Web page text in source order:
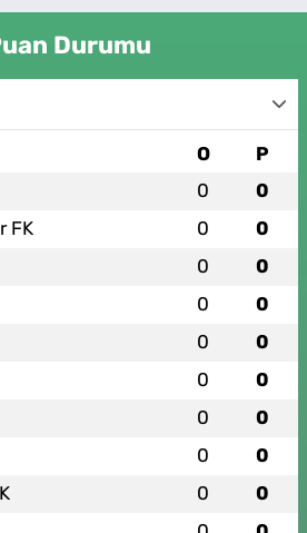
Durumu
O P
0 0
FK 0 0
0 0
0 0
0 0
0 0
0 0
0 0
0 0